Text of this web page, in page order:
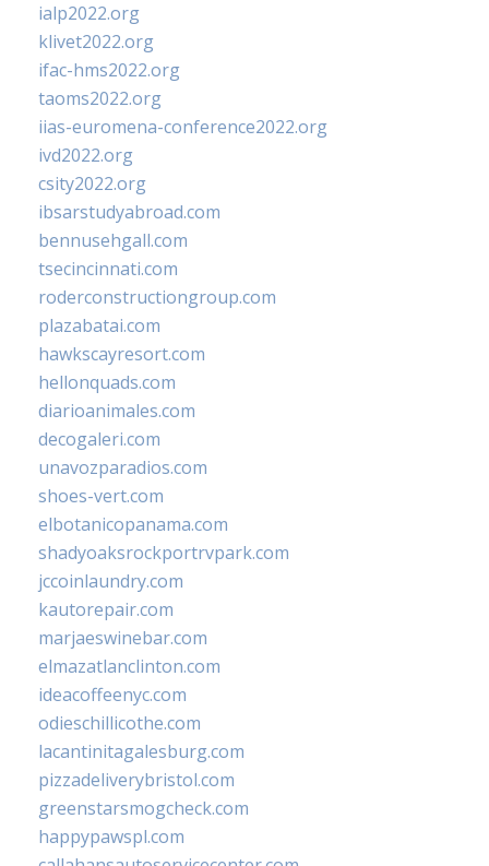
ialp2022.org
klivet2022.org
ifac-hms2022.org
taoms2022.org
iias-euromena-conference2022.org
ivd2022.org
csity2022.org
ibsarstudyabroad.com
bennusehgall.com
tsecincinnati.com
roderconstructiongroup.com
plazabatai.com
hawkscayresort.com
hellonquads.com
diarioanimales.com
decogaleri.com
unavozparadios.com
shoes-vert.com
elbotanicopanama.com
shadyoaksrockportrvpark.com
jccoinlaundry.com
kautorepair.com
marjaeswinebar.com
elmazatlanclinton.com
ideacoffeenyc.com
odieschillicothe.com
lacantinitagalesburg.com
pizzadeliverybristol.com
greenstarsmogcheck.com
happypawspl.com